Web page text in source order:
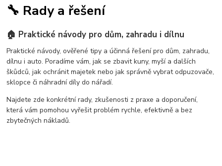
jak ulovit kunu
jak se zbavit kuny
kemo m176
kemo m100n
plašič kun do auta
jak na prasata
odpuzovač divočáků
🔧 Rady a řešení
🏠 Praktické návody pro dům, zahradu i dílnu
Praktické návody, ověřené tipy a účinná řešení pro dům, zahradu,
dílnu i auto. Poradíme vám, jak se zbavit kuny, myší a dalších
škůdců, jak ochránit majetek nebo jak správně vybrat odpuzovače,
sklopce či náhradní díly do nářadí.
Najdete zde konkrétní rady, zkušenosti z praxe a doporučení,
která vám pomohou vyřešit problém rychle, efektivně a bez
zbytečných nákladů.